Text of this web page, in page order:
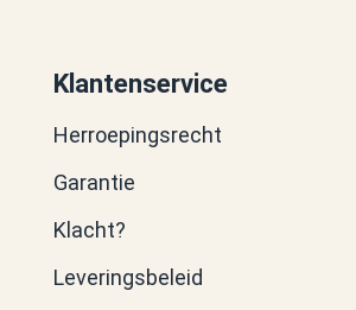
Klantenservice
Herroepingsrecht
Garantie
Klacht?
Leveringsbeleid